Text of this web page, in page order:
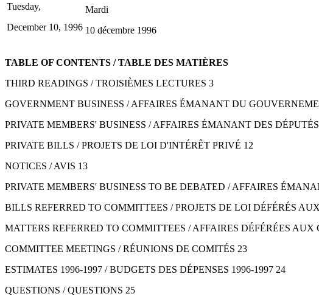
Tuesday,
December 10, 1996
Mardi
10 décembre 1996
TABLE OF CONTENTS / TABLE DES MATIÈRES
THIRD READINGS / TROISIÈMES LECTURES 3
GOVERNMENT BUSINESS / AFFAIRES ÉMANANT DU
PRIVATE MEMBERS' BUSINESS / AFFAIRES ÉMANANT DES
PRIVATE BILLS / PROJETS DE LOI D'INTÉRÊT PRIVÉ 12
NOTICES / AVIS 13
PRIVATE MEMBERS' BUSINESS TO BE DEBATED / AFFAIRES
BILLS REFERRED TO COMMITTEES / PROJETS DE LOI DÉFÉRÉS
MATTERS REFERRED TO COMMITTEES / AFFAIRES DÉFÉRÉES AUX
COMMITTEE MEETINGS / RÉUNIONS DE COMITÉS 23
ESTIMATES 1996-1997 / BUDGETS DES DÉPENSES 1996-1997 24
QUESTIONS / QUESTIONS 25